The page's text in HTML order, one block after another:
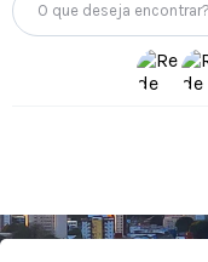
O que deseja encontrar?